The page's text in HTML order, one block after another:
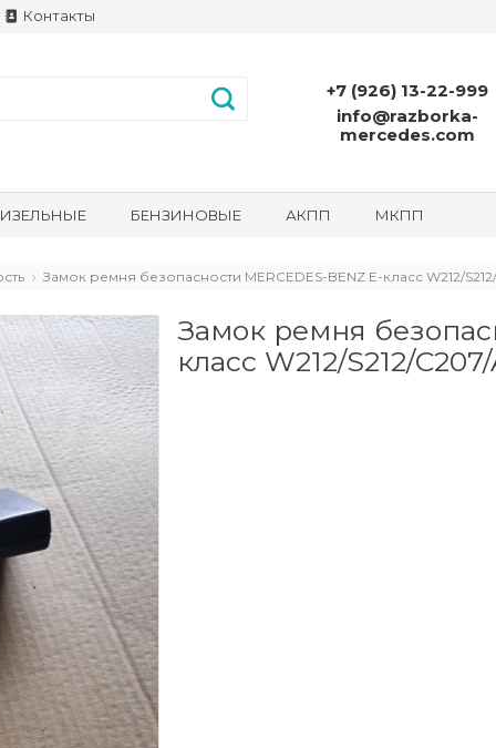
Контакты
+7 (926) 13-22-999
info@razborka-
mercedes.com
БЕНЗИНОВЫЕ АКПП МКПП
Замок ремня безопасности MERCEDES-BENZ E-класс W212/
Замок ремня
класс W212/S212/